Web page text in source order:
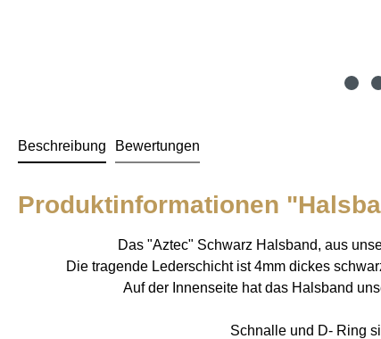
Beschreibung Bewertungen
Produktinformationen
Das "Aztec" Schwarz Halsband, aus
Die tragende Lederschicht ist 4mm dickes
Auf der Innenseite hat das Halsband
Schnalle und D- Ring